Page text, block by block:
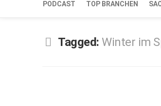
PODCAST TOP BRANCHEN
Tagged: Winter im